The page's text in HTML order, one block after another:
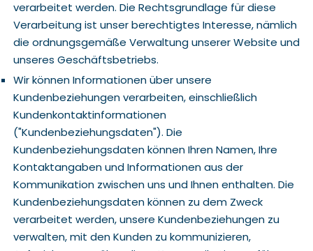
verarbeitet werden. Die Rechtsgrundlage für diese
Verarbeitung ist unser berechtigtes Interesse, nämlich
die ordnungsgemäße Verwaltung unserer Website und
unseres Geschäftsbetriebs.
Wir können Informationen über unsere
Kundenbeziehungen verarbeiten, einschließlich
Kundenkontaktinformationen
("Kundenbeziehungsdaten"). Die
Kundenbeziehungsdaten können Ihren Namen, Ihre
Kontaktangaben und Informationen aus der
Kommunikation zwischen uns und Ihnen enthalten. Die
Kundenbeziehungsdaten können zu dem Zweck
verarbeitet werden, unsere Kundenbeziehungen zu
verwalten, mit den Kunden zu kommunizieren,